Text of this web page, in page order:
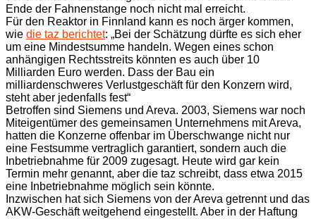
Ende der Fahnenstange noch nicht mal erreicht.
Für den Reaktor in Finnland kann es noch ärger kommen,
wie die taz berichtet: „Bei der Schätzung dürfte es sich eher
um eine Mindestsumme handeln. Wegen eines schon
anhängigen Rechtsstreits könnten es auch über 10
Milliarden Euro werden. Dass der Bau ein
milliardenschweres Verlustgeschäft für den Konzern wird,
steht aber jedenfalls fest“
Betroffen sind Siemens und Areva. 2003, Siemens war noch
Miteigentümer des gemeinsamen Unternehmens mit Areva,
hatten die Konzerne offenbar im Überschwange nicht nur
eine Festsumme vertraglich garantiert, sondern auch die
Inbetriebnahme für 2009 zugesagt. Heute wird gar kein
Termin mehr genannt, aber die taz schreibt, dass etwa 2015
eine Inbetriebnahme möglich sein könnte.
Inzwischen hat sich Siemens von der Areva getrennt und das
AKW-Geschäft weitgehend eingestellt. Aber in der Haftung